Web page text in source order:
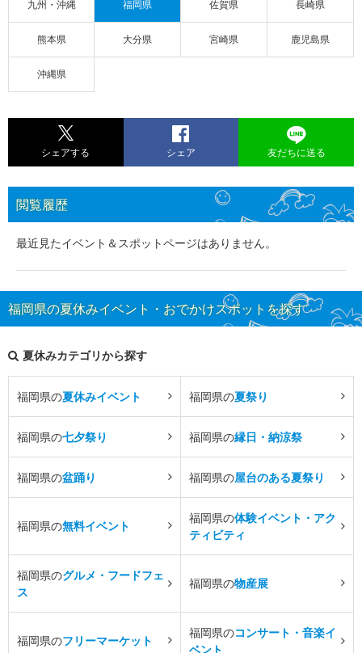
九州・沖縄 福岡県 佐賀県 長崎県
熊本県 大分県 宮崎県 鹿児島県
沖縄県
シェアする シェア 友だちに送る
閲覧履歴
最近見たイベント＆スポットページはありません。
福岡県の夏休みイベント・おでかけスポットを探す
夏休みカテゴリから探す
福岡県の夏休みイベント 福岡県の夏祭り
福岡県の七夕祭り 福岡県の縁日・納涼祭
福岡県の盆踊り 福岡県の屋台のある夏祭り
福岡県の無料イベント
福岡県の体験イベント・アク
ティビティ
福岡県のグルメ・フードフェ
ス
福岡県の物産展
福岡県のフリーマーケット
福岡県のコンサート・音楽イ
ベント